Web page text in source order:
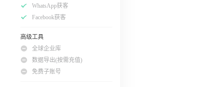
WhatsApp获客
Facebook获客
高级工具
全球企业库
数据导出(按需充值)
免费子账号